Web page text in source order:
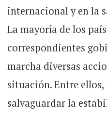
internacional y en la
La mayoría de los
correspondientes
marcha diversas
situación. Entre
salvaguardar la